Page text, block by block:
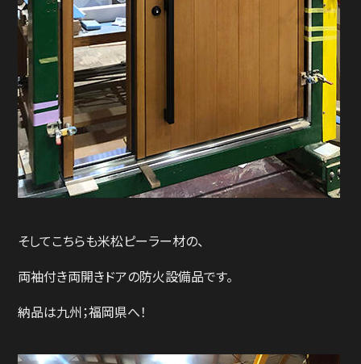
そしてこちらも米松ピーラー材の、
両袖付き両開きドアの防火設備品です。
納品は九州；福岡県へ！